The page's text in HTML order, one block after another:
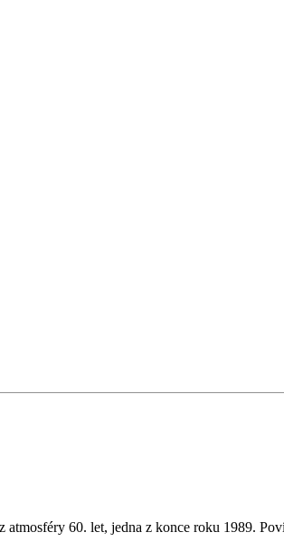
60. let, jedna z konce roku 1989.